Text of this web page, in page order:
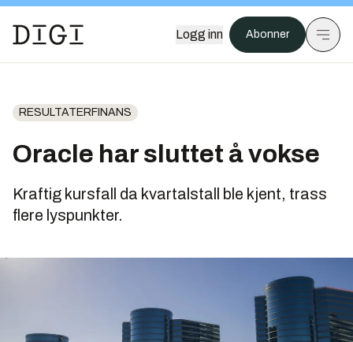
Logg inn Abonner
RESULTATERFINANS
Oracle har sluttet å vokse
Kraftig kursfall da kvartalstall ble kjent, trass
flere lyspunkter.